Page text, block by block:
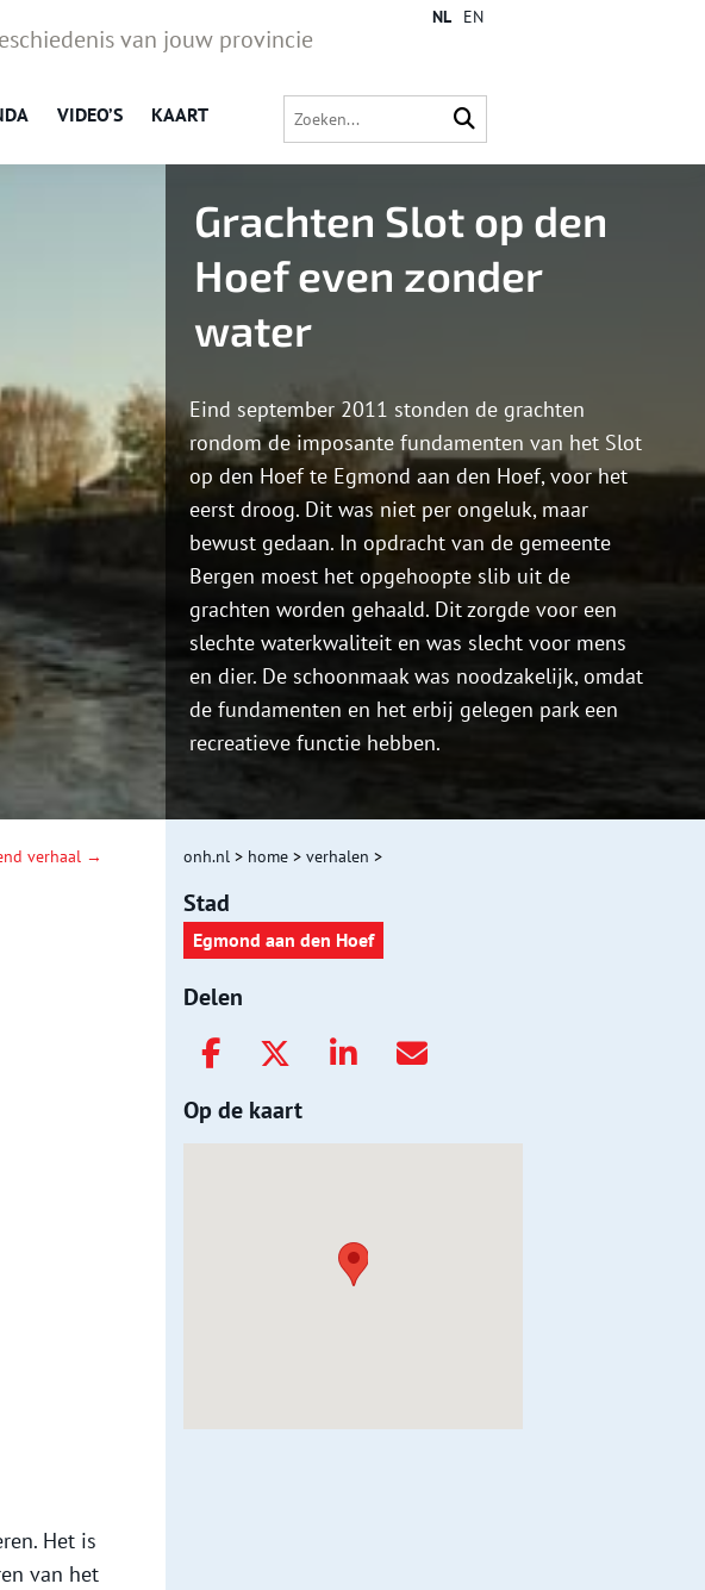
van jouw provincie
VIDEO’S KAART
NL EN
Grachten Slot op den
Hoef even zonder
water
Eind september 2011 stonden de grachten
rondom de imposante fundamenten van het Slot
op den Hoef te Egmond aan den Hoef, voor het
eerst droog. Dit was niet per ongeluk, maar
bewust gedaan. In opdracht van de gemeente
Bergen moest het opgehoopte slib uit de
grachten worden gehaald. Dit zorgde voor een
slechte waterkwaliteit en was slecht voor mens
en dier. De schoonmaak was noodzakelijk, omdat
de fundamenten en het erbij gelegen park een
recreatieve functie hebben.
verhaal →
Het is
van het
onh.nl > home > verhalen >
Stad
Egmond aan den Hoef
Delen
Op de kaart